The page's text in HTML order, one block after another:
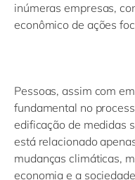
inúmeras empresas,
econômico de ações
Pessoas, assim com
fundamental no
edificação de medidas
está relacionado
mudanças climáticas,
economia e a